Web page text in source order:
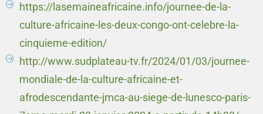
https://lasemaineafricaine.info/journee-de-la-
culture-africaine-les-deux-congo-ont-celebre-la-
cinquieme-edition/
http://www.sudplateau-tv.fr/2024/01/03/journee-
mondiale-de-la-culture-africaine-et-
afrodescendante-jmca-au-siege-de-lunesco-paris-